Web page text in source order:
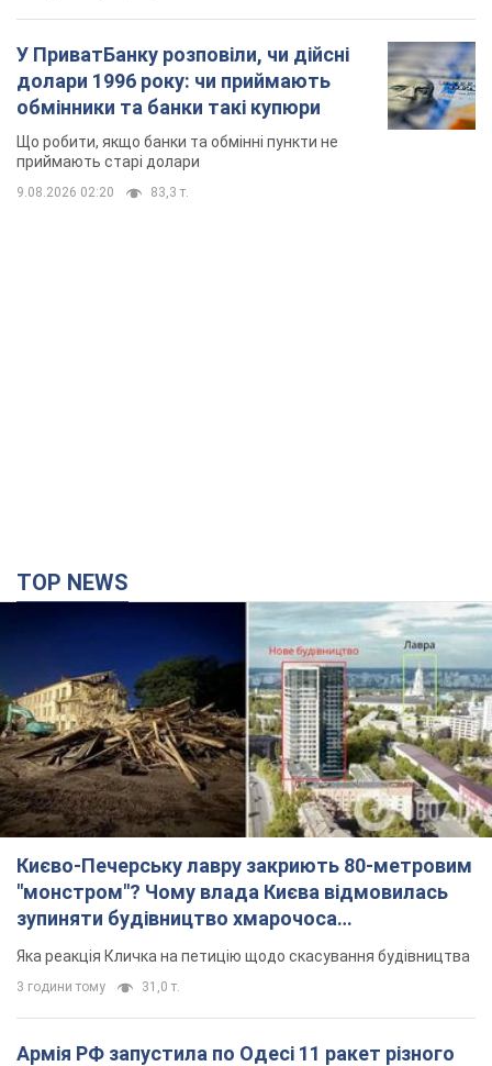
У ПриватБанку розповіли, чи дійсні
долари 1996 року: чи приймають
обмінники та банки такі купюри
Що робити, якщо банки та обмінні пункти не
приймають старі долари
9.08.2026 02:20 83,3 т.
TOP NEWS
Києво-Печерську лавру закриють 80-метровим
"монстром"? Чому влада Києва відмовилась
зупиняти будівництво хмарочоса
"московського вірянина"
Яка реакція Кличка на петицію щодо скасування будівництва
3 години тому 31,0 т.
Армія РФ запустила по Одесі 11 ракет різного